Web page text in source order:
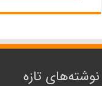
نوشته‌های تازه